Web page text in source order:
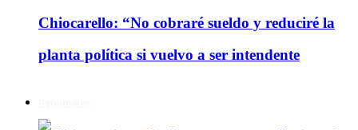
Chiocarello: “No cobraré sueldo y reduciré la
planta política si vuelvo a ser intendente